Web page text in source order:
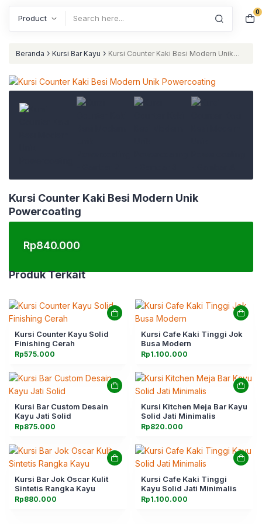
0
Beranda › Kursi Bar Kayu › Kursi Counter Kaki Besi Modern Unik
Kursi Counter Kaki Besi Modern Unik
Powercoating
Rp840.000
Produk Terkait
Kursi Counter Kayu Solid
Finishing Cerah
Rp575.000
Kursi Cafe Kaki Tinggi Jok
Busa Modern
Rp1.100.000
Kursi Bar Custom Desain
Kayu Jati Solid
Rp875.000
Kursi Kitchen Meja Bar Kayu
Solid Jati Minimalis
Rp820.000
Kursi Bar Jok Oscar Kulit
Sintetis Rangka Kayu
Rp880.000
Kursi Cafe Kaki Tinggi
Kayu Solid Jati Minimalis
Rp1.100.000